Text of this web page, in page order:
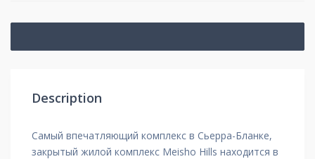
Description
Самый впечатляющий комплекс в Сьерра-Бланке,
закрытый жилой комплекс Meisho Hills находится в